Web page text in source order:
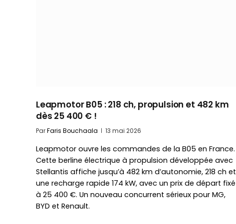
Leapmotor B05 : 218 ch, propulsion et 482 km
dès 25 400 € !
ParFaris Bouchaala 13 mai 2026
Leapmotor ouvre les commandes de la B05 en France.
Cette berline électrique à propulsion développée avec
Stellantis affiche jusqu’à 482 km d’autonomie, 218 ch et
une recharge rapide 174 kW, avec un prix de départ fixé
à 25 400 €. Un nouveau concurrent sérieux pour MG,
BYD et Renault.